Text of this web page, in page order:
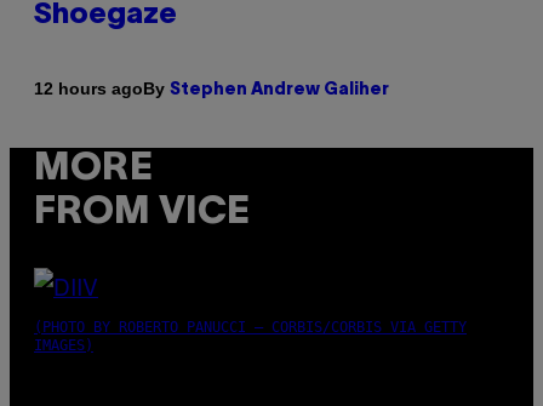
Shoegaze
12 hours agoBy Stephen Andrew Galiher
MORE
FROM VICE
(PHOTO BY ROBERTO PANUCCI – CORBIS/CORBIS VIA GETTY
IMAGES)